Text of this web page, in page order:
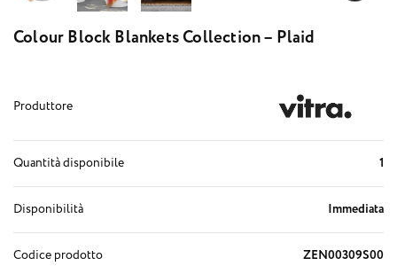
Colour Block Blankets Collection – Plaid
Produttore
Quantità disponibile 1
Disponibilità Immediata
Codice prodotto ZEN00309S00